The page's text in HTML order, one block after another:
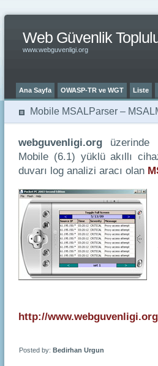
Web Güvenlik
www.webguvenligi.org
Ana Sayfa OWASP-TR ve WGT Liste
Mobile MSALParser –
webguvenligi.org üzerinde
Mobile (6.1) yüklü akıllı
duvarı log analizi aracı olan
http://
Posted by: Bedirhan Urgun